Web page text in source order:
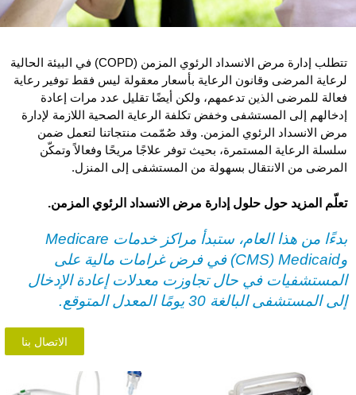
تتطلب إدارة مرض الانسداد الرئوي المزمن (COPD) في البيئة الحالية
لرعاية المرضى وقانون الرعاية بأسعار معقولة ليس فقط توفير رعاية
فعالة للمرضى الذين تدعمهم، ولكن أيضًا تقليل عدد مرات إعادة
إدخالهم إلى المستشفى وخفض تكلفة الرعاية الصحية اللازمة لإدارة
مرض الانسداد الرئوي المزمن. وقد صُمّمت منتجاتنا لتعمل ضمن
سلسلة الرعاية المستمرة، بحيث توفر علاجًا مريحًا وفعالاً وتمكّن
المرضى من الانتقال بسهولة من المستشفى إلى المنزل.
تعلّم المزيد حول حلول إدارة مرض الانسداد الرئوي المزمن.
بدءًا من هذا العام، ستبدأ مراكز خدمات Medicare
وMedicaid ‏(CMS) في فرض غرامات مالية على
المستشفيات في حال تجاوزت معدلات إعادة الإدخال
إلى المستشفى البالغة 30 يومًا المعدل المتوقع.
الاتصال بنا